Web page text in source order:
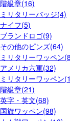
階級章(16)
ミリタリーバッジ(4)
ナイフ(5)
ブランドロゴ(9)
その他のピンズ(64)
ミリタリーワッペン
アメリカ六軍(32)
ミリタリーワッペン
階級章(21)
英字・英文(68)
国旗ワッペン(98)